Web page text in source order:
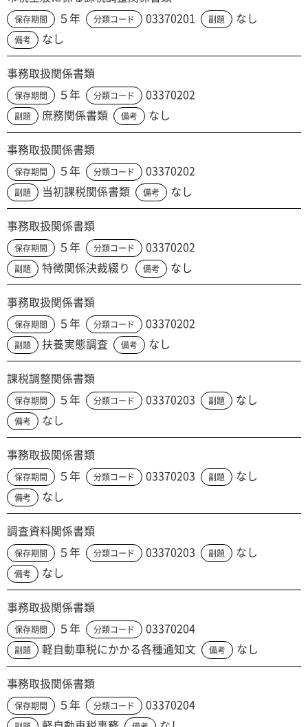
保存期間 ５年 分類コード 03370201 副題 なし
備考 なし
事務取扱関係書類
保存期間 ５年 分類コード 03370202
副題 庶務関係書類 備考 なし
事務取扱関係書類
保存期間 ５年 分類コード 03370202
副題 当初課税関係書類 備考 なし
事務取扱関係書類
保存期間 ５年 分類コード 03370202
副題 特徴関係決裁綴り 備考 なし
事務取扱関係書類
保存期間 ５年 分類コード 03370202
副題 扶養実態調査 備考 なし
課税調整関係書類
保存期間 ５年 分類コード 03370203 副題 なし
備考 なし
事務取扱関係書類
保存期間 ５年 分類コード 03370203 副題 なし
備考 なし
調査資料関係書類
保存期間 ５年 分類コード 03370203 副題 なし
備考 なし
事務取扱関係書類
保存期間 ５年 分類コード 03370204
副題 軽自動車税にかかる各種通知文 備考 なし
事務取扱関係書類
保存期間 ５年 分類コード 03370204